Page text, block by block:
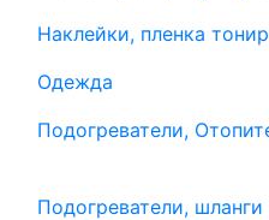
Наклейки, пленка
Одежда
Подогреватели,
Подогреватели, шланги